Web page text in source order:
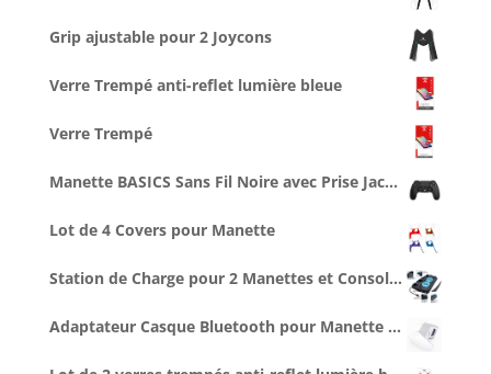
Grip ajustable pour 2 Joycons
Verre Trempé anti-reflet lumière bleue
Verre Trempé
Manette BASICS Sans Fil Noire avec Prise Jack pour casque
Lot de 4 Covers pour Manette
Station de Charge pour 2 Manettes et Console, Ventilée
Adaptateur Casque Bluetooth pour Manette PS5